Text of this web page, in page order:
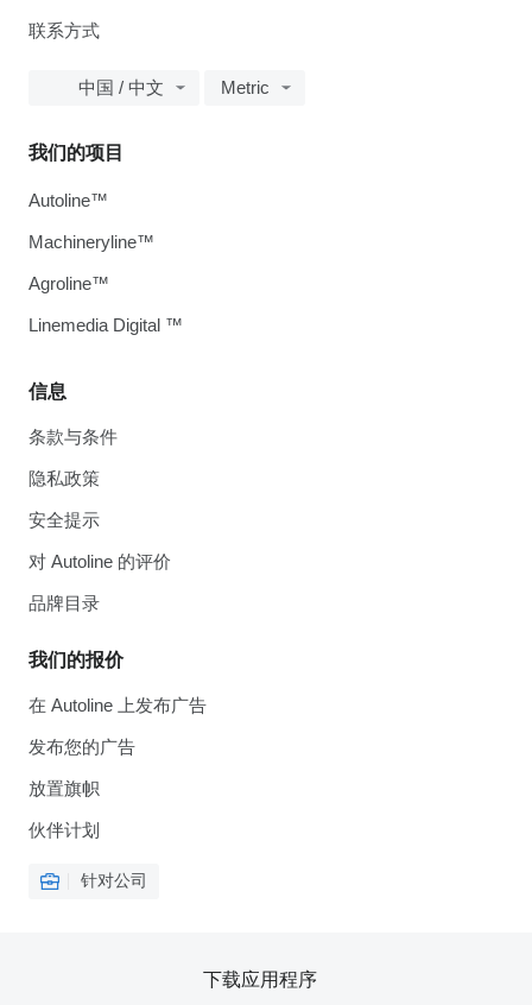
联系方式
中国 / 中文 Metric
信息
条款与条件
隐私政策
安全提示
对 Autoline 的评价
品牌目录
我们的报价
在 Autoline 上发布广告
发布您的广告
放置旗帜
伙伴计划
针对公司
我们的项目
Autoline™
Machineryline™
Agroline™
Linemedia Digital ™
下载应用程序